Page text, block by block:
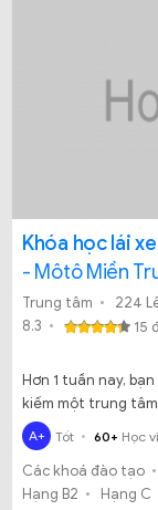
Khóa học lái
- Môtô Miền
Trung tâm
8.3
15
Hơn 1 tuần nay,
kiếm một trung
Nẵng. Thế nhưng,
tốt. Bạn đã biết đến
một địa chỉ đào
A+ Tốt 60+ Học
Các khoá đào tạo
Hạng B2
Hạng C